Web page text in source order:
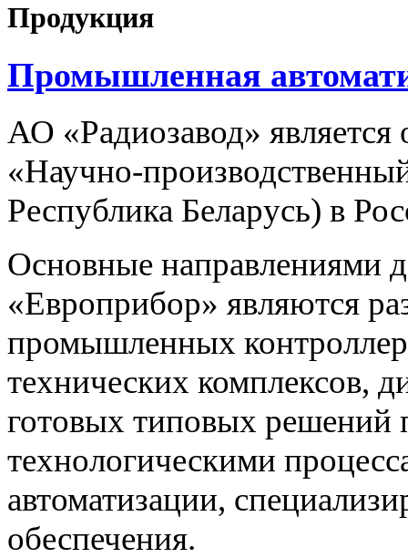
Продукция
Промышленная
АО «Радиозавод»
«Научно-
Республика Беларусь) в
Основные
«Европрибор» являются
промышленных
технических комплексов,
готовых типовых решений
технологическими
автоматизации,
обеспечения.